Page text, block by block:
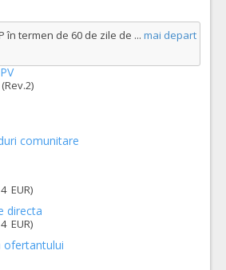
în termen de 60 de zile de ... mai depart
comunitare
EUR)
directa
EUR)
ofertantului